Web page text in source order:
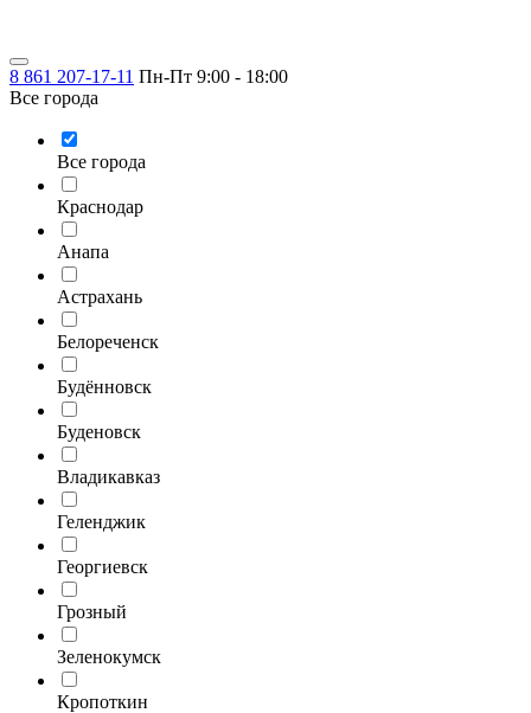
8 861 207-17-11 Пн-Пт 9:00 - 18:00
Все города
Все города
Краснодар
Анапа
Астрахань
Белореченск
Будённовск
Буденовск
Владикавказ
Геленджик
Георгиевск
Грозный
Зеленокумск
Кропоткин